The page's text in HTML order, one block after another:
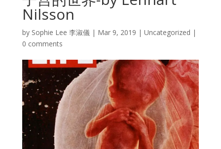
Nilsson
by Sophie Lee 李淑儀| Mar 9, 2019 | Uncategorized |
0 comments